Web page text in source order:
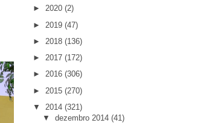
► 2020 (2)
► 2019 (47)
► 2018 (136)
► 2017 (172)
► 2016 (306)
► 2015 (270)
▼ 2014 (321)
▼ dezembro 2014 (41)